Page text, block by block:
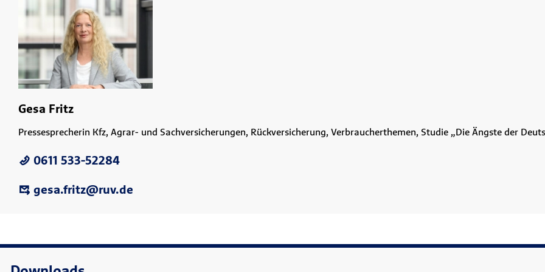
Gesa Fritz
Pressesprecherin Kfz, Agrar- und Sachversicherungen, Rückversicherung, Verbraucherthemen, Studie „Die Ängste der
0611 533-52284
gesa.fritz@ruv.de